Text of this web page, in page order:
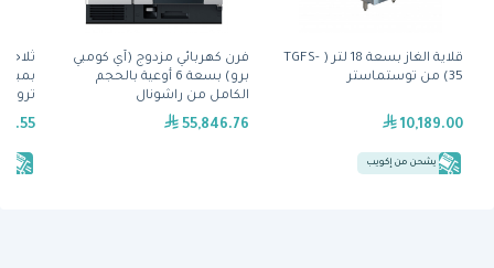
قلاية الغاز بسعة 18 لتر ( TGFS-
35) من توستماستر
10,189.00
يشحن من إكويب
فرن كهربائي مزدوج (آي كومبي
برو) بسعة 6 أوعية بالحجم
الكامل من راشونال
55,846.76
ترو